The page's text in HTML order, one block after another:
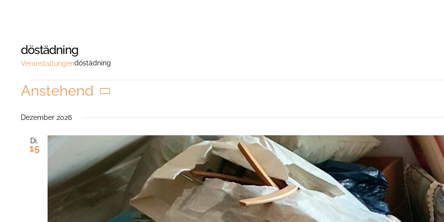
döstädning
Veranstaltungendöstädning
Veranstaltungen
Anstehend
wählen.
Dezember 2026
Di.
15